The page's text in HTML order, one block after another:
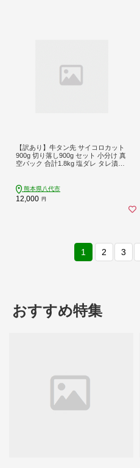
【訳あり】牛タン先 サイコロカット
900g 切り落し900g セット 小分け 真
空パック 合計1.8kg 塩ダレ タレ漬け
熊本県八代市
12,000 円
1 2 3
おすすめ特集